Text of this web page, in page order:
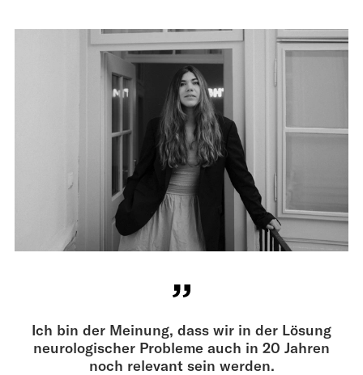
Ich bin der Meinung, dass wir in der Lösung
neurologischer Probleme auch in 20 Jahren
noch relevant sein werden.